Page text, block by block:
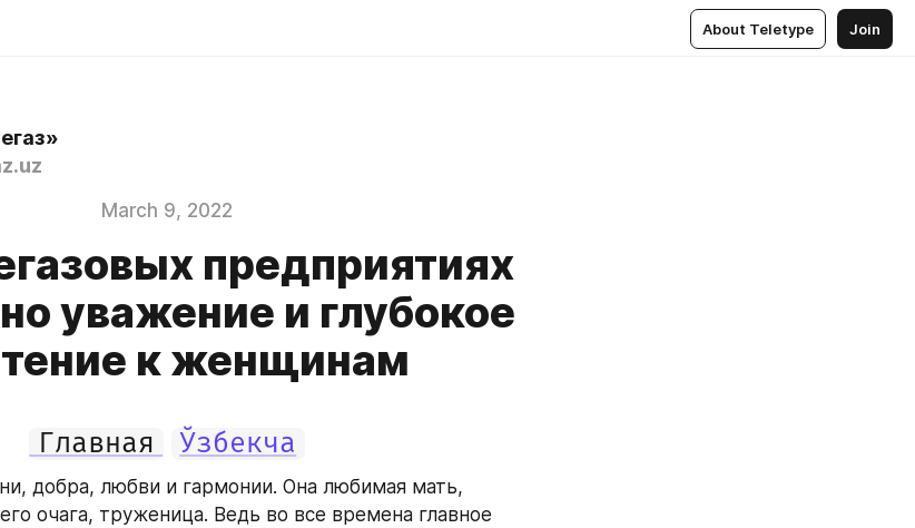
About Teletype Join
March 9, 2022
предприятиях
уважение и глубокое
к женщинам
Главная Ўзбекча
добра, любви и гармонии. Она любимая мать,
очага, труженица. Ведь во все времена главное